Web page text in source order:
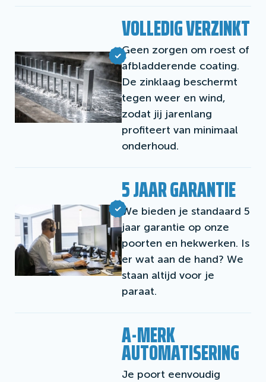
VOLLEDIG VERZINKT
Geen zorgen om roest of
afbladderende coating.
De zinklaag beschermt
tegen weer en wind,
zodat jij jarenlang
profiteert van minimaal
onderhoud.
5 JAAR GARANTIE
We bieden je standaard 5
jaar garantie op onze
poorten en hekwerken. Is
er wat aan de hand? We
staan altijd voor je
paraat.
A-MERK
AUTOMATISERING
Je poort eenvoudig